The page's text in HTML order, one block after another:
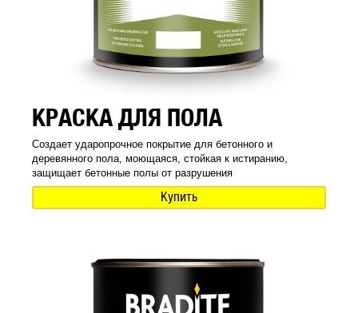
КРАСКА ДЛЯ ПОЛА
Создает ударопрочное покрытие для бетонного и
деревянного пола, моющаяся, стойкая к истиранию,
защищает бетонные полы от разрушения
Купить